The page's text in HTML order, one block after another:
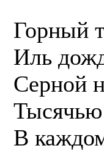
Горный
Иль
Серной
В